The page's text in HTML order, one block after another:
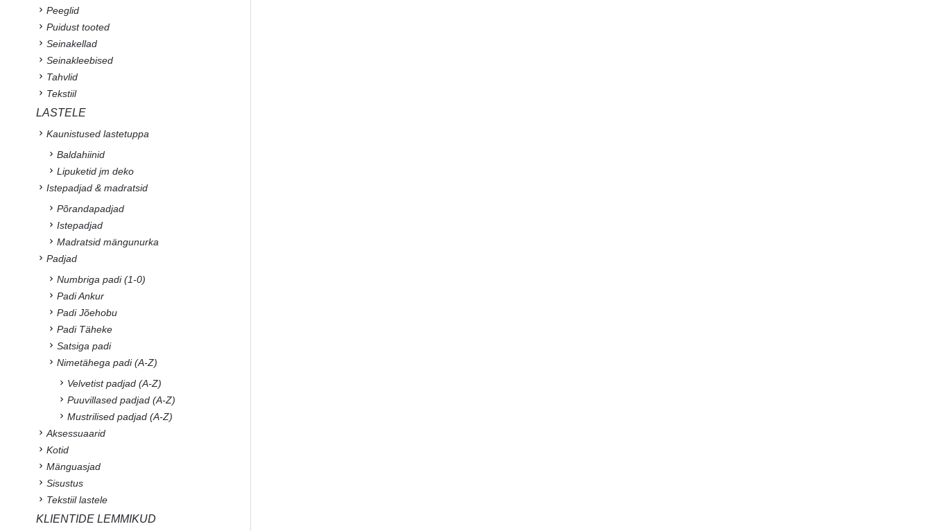
Peeglid
Puidust tooted
Seinakellad
Seinakleebised
Tahvlid
Tekstiil
LASTELE
Kaunistused lastetuppa
Baldahiinid
Lipuketid jm deko
Istepadjad & madratsid
Põrandapadjad
Istepadjad
Madratsid mängunurka
Padjad
Numbriga padi (1-0)
Padi Ankur
Padi Jõehobu
Padi Täheke
Satsiga padi
Nimetähega padi (A-Z)
Velvetist padjad (A-Z)
Puuvillased padjad (A-Z)
Mustrilised padjad (A-Z)
Aksessuaarid
Kotid
Mänguasjad
Sisustus
Tekstiil lastele
KLIENTIDE LEMMIKUD